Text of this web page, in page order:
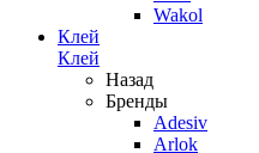
Wakol
Клей
Клей
Назад
Бренды
Adesiv
Arlok